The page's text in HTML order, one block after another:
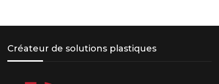
Créateur de solutions plastiques